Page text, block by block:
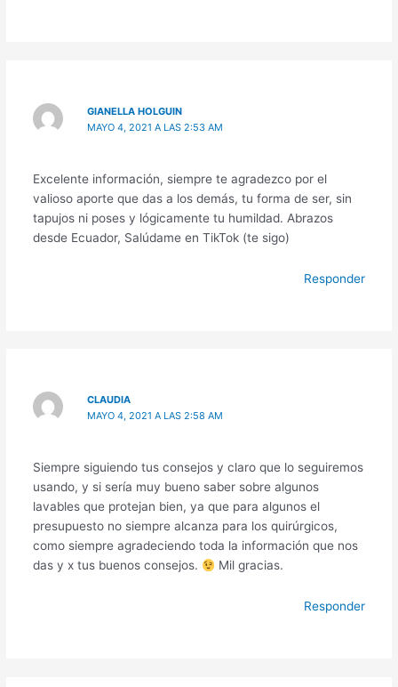
GIANELLA HOLGUIN
MAYO 4, 2021 A LAS 2:53 AM
Excelente información, siempre te agradezco por el
valioso aporte que das a los demás, tu forma de ser, sin
tapujos ni poses y lógicamente tu humildad. Abrazos
desde Ecuador, Salúdame en TikTok (te sigo)
Responder
CLAUDIA
MAYO 4, 2021 A LAS 2:58 AM
Siempre siguiendo tus consejos y claro que lo seguiremos
usando, y si sería muy bueno saber sobre algunos
lavables que protejan bien, ya que para algunos el
presupuesto no siempre alcanza para los quirúrgicos,
como siempre agradeciendo toda la información que nos
das y x tus buenos consejos.
Mil gracias.
Responder